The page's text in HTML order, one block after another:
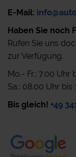
E-Mail:
Haben Sie noch
Rufen Sie uns
zur Verfügung.
Mo.- Fr.: 7.00 Uhr
Sa.: 08.00 Uhr bis
Bis gleich! +49